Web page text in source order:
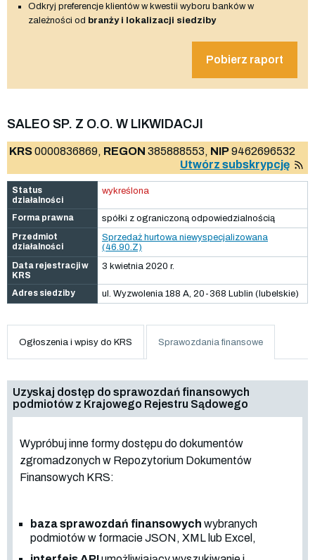
Odkryj preferencje klientów w kwestii wyboru banków w
zależności od branży i lokalizacji siedziby
Pobierz raport
SALEO SP. Z O.O. W LIKWIDACJI
KRS0000836869, REGON 385888553, NIP9462696532
Utwórz subskrypcję
Status
działalności
wykreślona
Forma prawna
spółki z ograniczoną odpowiedzialnością
Przedmiot
działalności
Sprzedaż hurtowa niewyspecjalizowana
(46.90.Z)
Data rejestracji w
KRS
3 kwietnia 2020 r.
Adres siedziby ul. Wyzwolenia 188 A, 20-368 Lublin (lubelskie)
Ogłoszenia i wpisy do KRS Sprawozdania finansowe
Uzyskaj dostęp do sprawozdań finansowych
podmiotów z Krajowego Rejestru Sądowego
Wypróbuj inne formy dostępu do dokumentów
zgromadzonych w Repozytorium Dokumentów
Finansowych KRS:
baza sprawozdań finansowych wybranych
podmiotów w formacie JSON, XML lub Excel,